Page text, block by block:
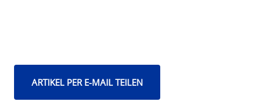
ARTIKEL PER E-MAIL TEILEN